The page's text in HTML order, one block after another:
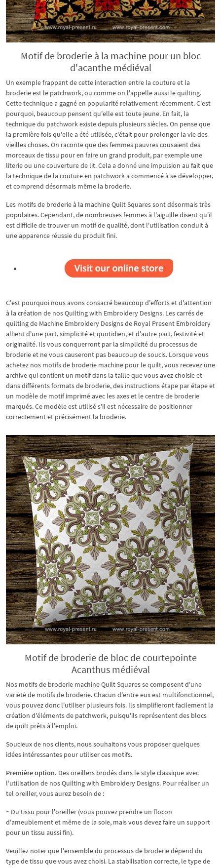
Motif de broderie à la machine pour un bloc
d'acanthe médiéval
Un exemple frappant de cette interaction entre la couture et la
broderie est le patchwork, ou comme on l'appelle aussi le quilting.
Cette technique a gagné en popularité relativement récemment. C'est
pourquoi, beaucoup pensent qu'elle est toute jeune. En fait, la
technique du patchwork existe depuis plusieurs siècles. On pense que
la première fois qu'elle a été utilisée, c'était pour prolonger la vie des
vieilles choses. On raconte que des femmes pauvres cousaient des
morceaux de tissu pour en faire un grand produit, par exemple une
literie ou une couverture de lit. Cela a donné une impulsion au fait que
la technique de la couture en patchwork a commencé à se développer,
et comprend désormais même la broderie.
Les motifs de broderie à la machine Quilt Squares sont désormais très
populaires. Cependant, de nombreuses femmes à l'aiguille disent qu'il
est difficile de trouver un motif de qualité, dont l'utilisation conduit à
une apparence réussie du produit fini.
C'est pourquoi nous avons consacré beaucoup d'efforts et d'attention
à la création de nos Quilting with Embroidery Designs. Les carrés de
quilting de Machine Embroidery Designs de Royal Present Embroidery
allient d'une part, simplicité et quotidien, et d'autre part, festivité et
originalité. Ils vous conquerront par la simplicité du processus de
broderie et ne vous causeront pas beaucoup de soucis. Lorsque vous
achetez nos motifs de broderie machine pour le quilt, vous recevez une
archive qui contient un motif dans la taille que vous avez choisie et
dans différents formats de broderie, des instructions étape par étape et
un modèle de motif imprimé avec les axes et le centre de broderie
marqués. Ce modèle est utilisé s'il est nécessaire de positionner
correctement et précisément la broderie.
Motif de broderie de bloc de courtepointe
Acanthus médiéval
Nos motifs de broderie machine Quilt Squares se composent d'une
variété de motifs de broderie. Chacun d'entre eux est multifonctionnel,
vous pouvez donc l'utiliser plusieurs fois. Ils simplifieront facilement la
création d'éléments de patchwork, puisqu'ils représentent des blocs
de quilt prêts à l'emploi.
Soucieux de nos clients, nous souhaitons vous proposer quelques
idées intéressantes pour utiliser ces motifs.
Première option. Des oreillers brodés dans le style classique avec
l'utilisation de nos Quilting with Embroidery Designs. Pour réaliser un
tel oreiller, vous aurez besoin de :
~ Du tissu pour l'oreiller (vous pouvez prendre un flocon
d'ameublement et même de la soie, mais vous devez faire un support
pour un tissu aussi fin).
Veuillez noter que l'ensemble du processus de broderie dépend du
type de tissu que vous avez choisi. La stabilisation correcte, le type de